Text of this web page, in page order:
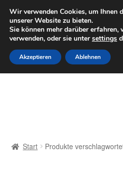
LIEFERUNG
Mo–Fr 9–16 Uhr ·
Zur
Navigation
springen
Zum
Inhalt
springen
Start Produkte
Wir verwenden Cookies, um Ihnen
unserer Website zu bieten.
Sie können mehr darüber erfahren,
verwenden, oder sie untersettings
Akzeptieren Ablehnen